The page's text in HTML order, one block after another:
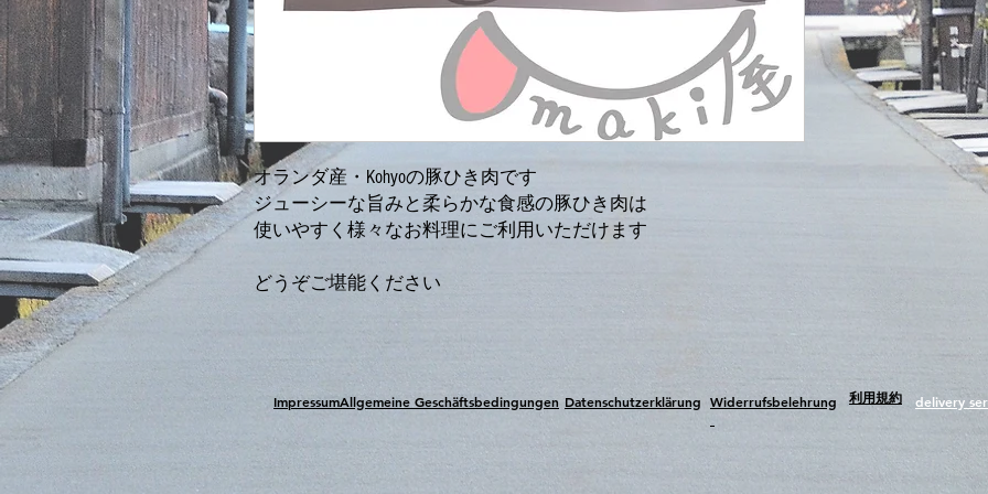
オランダ産・Kohyoの豚ひき肉です
ジューシーな旨みと柔らかな食感の豚ひき肉は
使いやすく様々なお料理にご利用いただけます
どうぞご堪能ください
Hergestellt: Holland
ImpressumAllgemeine Geschäftsbedingungen Datenschutzerklärung Widerrufsbelehrung ​利用規約 delivery